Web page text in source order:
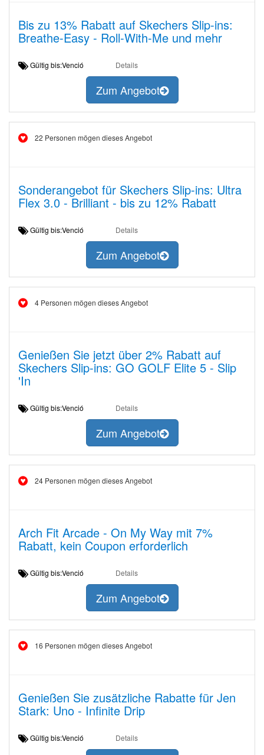
Bis zu 13% Rabatt auf Skechers Slip-ins:
Breathe-Easy - Roll-With-Me und mehr
Gültig bis:Venció Details
Zum Angebot
22 Personen mögen dieses Angebot
Sonderangebot für Skechers Slip-ins: Ultra
Flex 3.0 - Brilliant - bis zu 12% Rabatt
Gültig bis:Venció Details
Zum Angebot
4 Personen mögen dieses Angebot
Genießen Sie jetzt über 2% Rabatt auf
Skechers Slip-ins: GO GOLF Elite 5 - Slip
'In
Gültig bis:Venció Details
Zum Angebot
24 Personen mögen dieses Angebot
Arch Fit Arcade - On My Way mit 7%
Rabatt, kein Coupon erforderlich
Gültig bis:Venció Details
Zum Angebot
16 Personen mögen dieses Angebot
Genießen Sie zusätzliche Rabatte für Jen
Stark: Uno - Infinite Drip
Gültig bis:Venció Details